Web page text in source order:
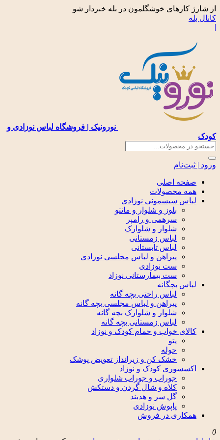
کارهای خوشگلمون در بله خبردار شو
نورونیک | فروشگاه لباس نوزادی و
اصلی
محصولات
سیسمونی نوزادی
بلوز و شلوار و مانتو
سرهمی و رامپر
شلوار و شلوارک
لباس زمستانی
لباس تابستانی
پیراهن و لباس مجلسی نوزادی
ست نوزادی
ست بیمارستانی نوزاد
بچگانه
لباس راحتی بچه گانه
پیراهن و لباس مجلسی بچه گانه
شلوار و شلوارک بچه گانه
لباس زمستانی بچه گانه
خواب و حمام کودک و نوزاد
خشک کن و زیرانداز تعویض پوشک
کودک و نوزاد
جوراب و جوراب شلواری
کلاه و شال گردن و دستکش
گل سر و هدبند
پاپوش نوزادی
در فروش